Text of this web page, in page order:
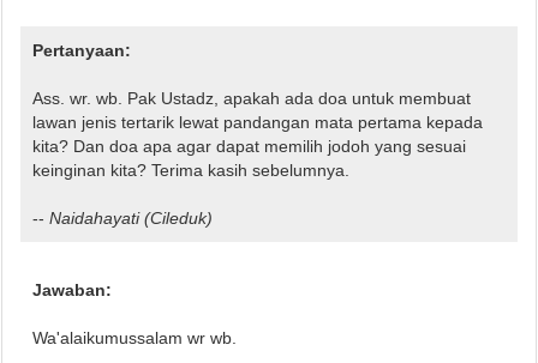
Pertanyaan:
Ass. wr. wb. Pak Ustadz, apakah ada doa untuk membuat
lawan jenis tertarik lewat pandangan mata pertama kepada
kita? Dan doa apa agar dapat memilih jodoh yang sesuai
keinginan kita? Terima kasih sebelumnya.
-- Naidahayati (Cileduk)
Jawaban:
Wa'alaikumussalam wr wb.